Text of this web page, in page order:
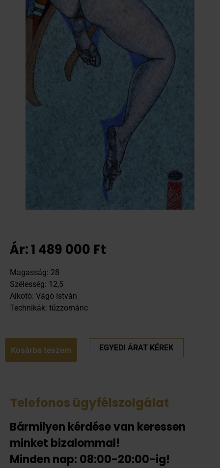
Ár:1 489 000 Ft
Magasság: 28
Szélesség: 12,5
Alkotó: Vágó István
Technikák: tűzzománc
Kosárba teszem EGYEDI ÁRAT KÉREK
Telefonos ügyfélszolgálat
Bármilyen kérdése van keressen
minket bizalommal!
Minden nap: 08:00-20:00-ig!